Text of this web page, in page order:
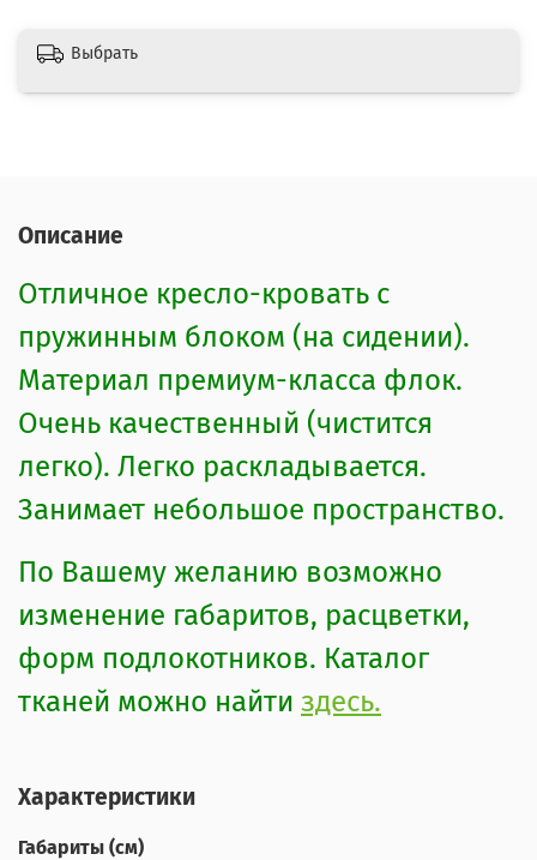
Выбрать
Описание
Отличное кресло-кровать с
пружинным блоком (на сидении).
Материал премиум-класса флок.
Очень качественный (чистится
легко). Легко раскладывается.
Занимает небольшое пространство.
По Вашему желанию возможно
изменение габаритов, расцветки,
форм подлокотников. Каталог
тканей можно найти здесь.
Характеристики
Габариты (см)